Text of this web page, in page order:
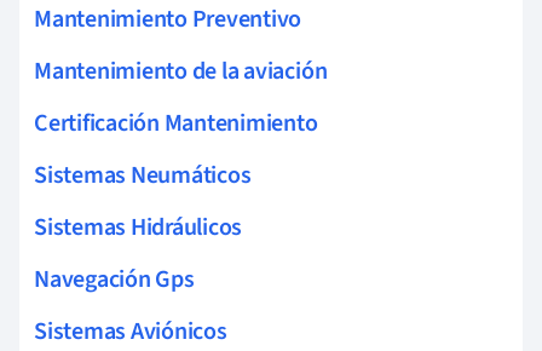
Mantenimiento Preventivo
Mantenimiento de la aviación
Certificación Mantenimiento
Sistemas Neumáticos
Sistemas Hidráulicos
Navegación Gps
Sistemas Aviónicos